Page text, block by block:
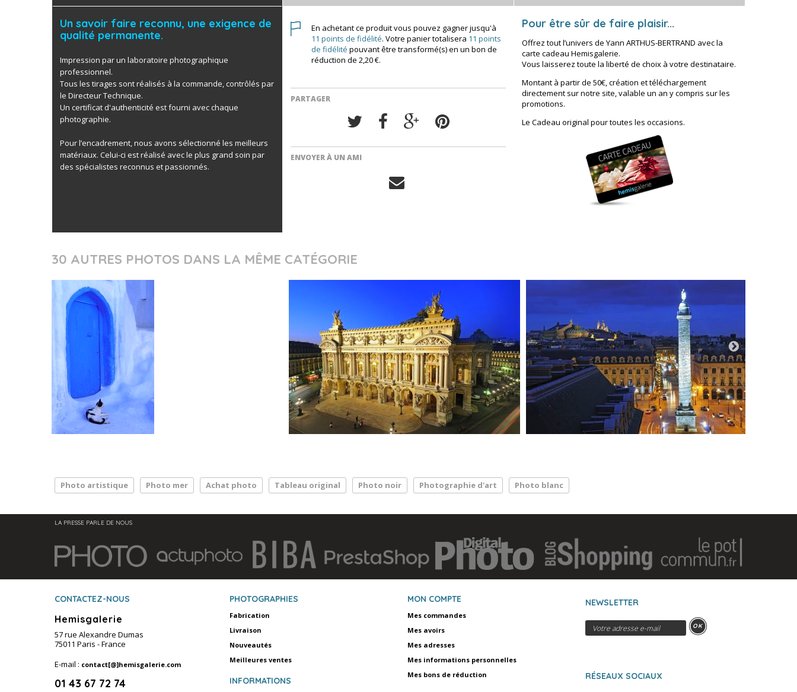
Un savoir faire reconnu, une exigence de
qualité permanente.
Impression par un laboratoire photographique
professionnel.
Tous les tirages sont réalisés à la commande, contrôlés par
le Directeur Technique.
Un certificat d'authenticité est fourni avec chaque
photographie.
Pour l’encadrement, nous avons sélectionné les meilleurs
matériaux. Celui-ci est réalisé avec le plus grand soin par
des spécialistes reconnus et passionnés.
En achetant ce produit vous pouvez gagner jusqu'à
11 points de fidélité. Votre panier totalisera 11 points
de fidélité pouvant être transformé(s) en un bon de
réduction de 2,20 €.
PARTAGER
ENVOYER À UN AMI
Pour être sûr de faire plaisir...
Offrez tout l’univers de Yann ARTHUS-BERTRAND avec la
carte cadeau Hemisgalerie.
Vous laisserez toute la liberté de choix à votre destinataire.
Montant à partir de 50€, création et téléchargement
directement sur notre site, valable un an y compris sur les
promotions.
Le Cadeau original pour toutes les occasions.
30 AUTRES PHOTOS DANS LA MÊME CATÉGORIE
Photo artistique Photo mer Achat photo Tableau original Photo noir Photographie d'art Photo blanc
LA PRESSE PARLE DE NOUS
CONTACTEZ-NOUS
Hemisgalerie
57 rue Alexandre Dumas
75011 Paris - France
E-mail : contact[@]hemisgalerie.com
01 43 67 72 74
PHOTOGRAPHIES
Fabrication
Livraison
Nouveautés
Meilleures ventes
INFORMATIONS
MON COMPTE
Mes commandes
Mes avoirs
Mes adresses
Mes informations personnelles
Mes bons de réduction
NEWSLETTER
OK
RÉSEAUX SOCIAUX